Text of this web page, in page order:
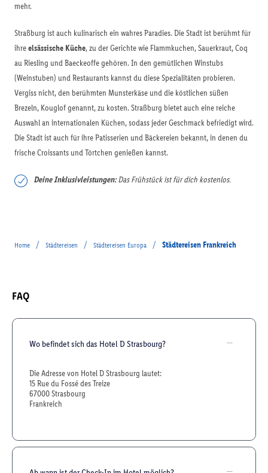
mehr.
Straßburg ist auch kulinarisch ein wahres Paradies. Die Stadt ist berühmt für
ihreelsässische Küche, zu der Gerichte wie Flammkuchen, Sauerkraut, Coq
au Riesling und Baeckeoffe gehören. In den gemütlichen Winstubs
(Weinstuben) und Restaurants kannst du diese Spezialitäten probieren.
Vergiss nicht, den berühmten Munsterkäse und die köstlichen süßen
Brezeln, Kouglof genannt, zu kosten. Straßburg bietet auch eine reiche
Auswahl an internationalen Küchen, sodass jeder Geschmack befriedigt wird.
Die Stadt ist auch für ihre Patisserien und Bäckereien bekannt, in denen du
frische Croissants und Törtchen genießen kannst.
Deine Inklusivleistungen:Das Frühstück ist für dich kostenlos.
Home / Städtereisen / Städtereisen Europa / Städtereisen Frankreich
FAQ
Wo befindet sich das Hotel D Strasbourg?
Die Adresse von Hotel D Strasbourg lautet:
15 Rue du Fossé des Treize
67000 Strasbourg
Frankreich